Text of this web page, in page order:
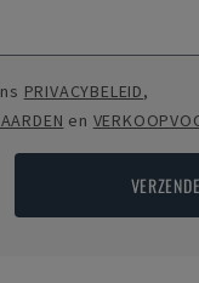
PRIVACYBELEID,
en